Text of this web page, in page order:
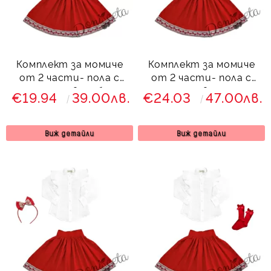
Комплект за момиче
от 2 части- пола с
етно мотиви и блуза
в бяло с картинка
€19.94 39.00лв.
Виж детайли
Комплект за момиче
от 2 части- пола с
етно мотиви и риза с
дълъг ръкав с къдрици
€24.03 47.00лв.
Виж детайли